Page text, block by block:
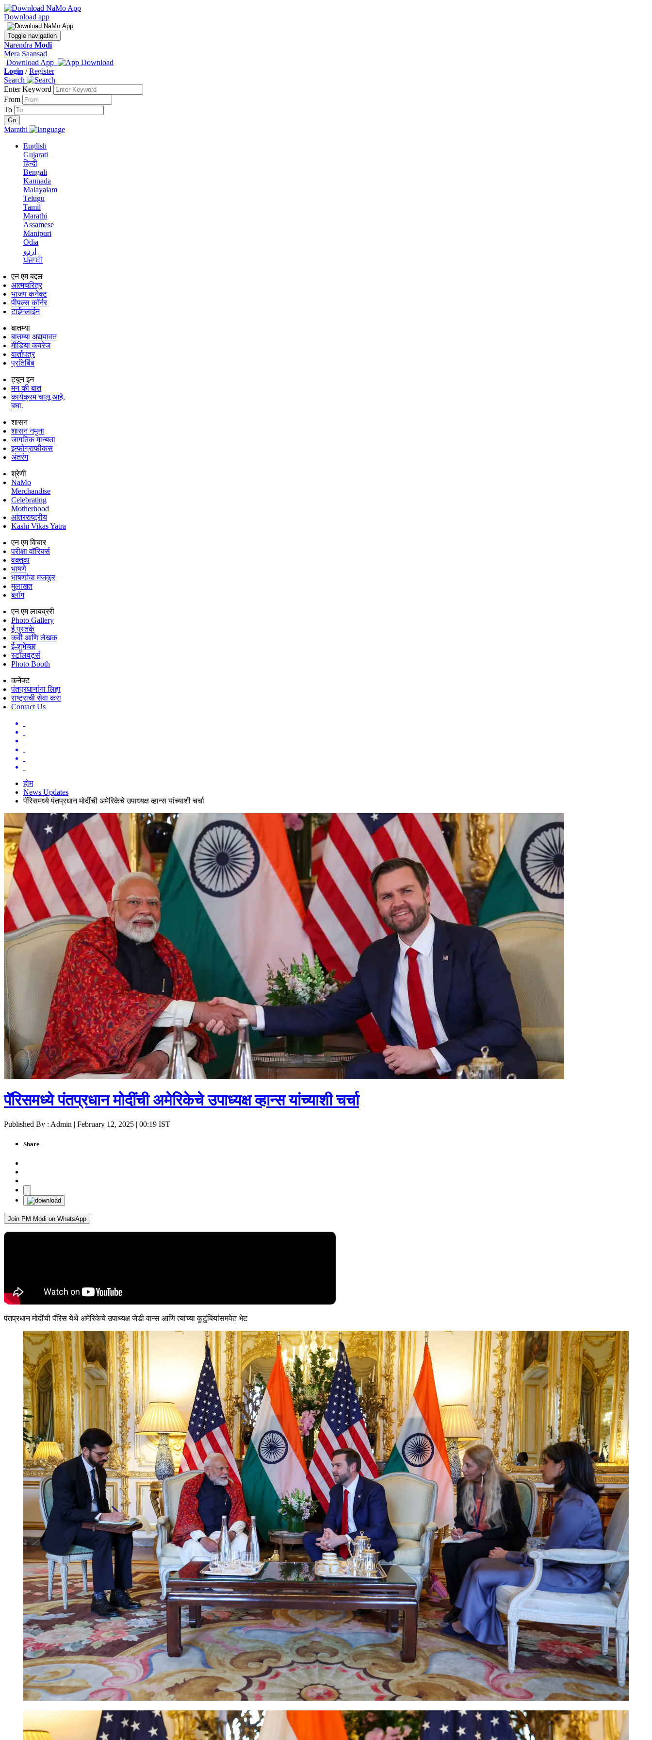
Download app
Toggle navigation
Narendra Modi
Mera Saansad
Download App
Login /Register
Search
Enter Keyword
From
To
Marathi
English
Gujarati
हिन्दी
Bengali
Kannada
Malayalam
Telugu
Tamil
Marathi
Assamese
Manipuri
Odia
اردو
ਪੰਜਾਬੀ
एन एम बद्दल
आत्मचरित्र
भाजप कनेक्ट
पीपल्स कॉर्नर
टाईमलाईन
बातम्या
बातम्या अद्ययावत
मीडिया कवरेज
वार्तापत्र
प्रतिबिंब
ट्यून इन
मन की बात
कार्यक्रम चालू आहे,
बघा.
शासन
शासन नमुना
जागतिक मान्यता
इन्फोग्राफीकस
अंतरंग
श्रेणी
NaMo
Merchandise
Celebrating
Motherhood
आंतरराष्ट्रीय
Kashi Vikas Yatra
एन एम विचार
परीक्षा वॉरियर्स
वक्तव्य
भाषणे
भाषणांचा मजकूर
मुलाखत
ब्लॉग
एन एम लायब्ररी
Photo Gallery
ई पुस्तके
कवी आणि लेखक
ई-शुभेच्छा
स्टॉलवर्ट्स
Photo Booth
कनेक्ट
पंतप्रधानांना लिहा
राष्ट्राची सेवा करा
Contact Us
होम
News Updates
पॅरिसमध्ये पंतप्रधान मोदींची अमेरिकेचे उपाध्यक्ष व्हान्स यांच्याशी चर्चा
पॅरिसमध्ये पंतप्रधान मोदींची अमेरिकेचे उपाध्यक्ष व्हान्स यांच्याशी चर्चा
Published By : Admin | February 12, 2025 | 00:19 IST
Share
Join PM Modi on WhatsApp
पंतप्रधान मोदींची पॅरिस येथे अमेरिकेचे उपाध्यक्ष जेडी वान्स आणि त्यांच्या कुटुंबियांसमवेत भेट